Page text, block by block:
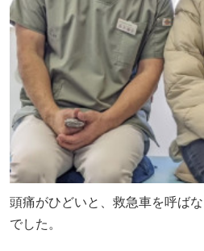
頭痛がひどいと、救急車を呼ば
でした。